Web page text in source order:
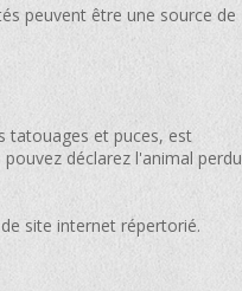
peuvent être une source de
tatouages et puces, est
déclarez l'animal perdu
site internet répertorié.